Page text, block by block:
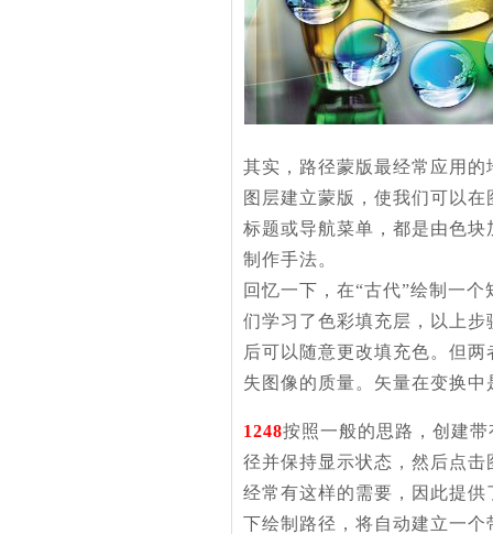
其实，路径蒙版最经常应用
图层建立蒙版，使我们可以
标题或导航菜单，都是由色
制作手法。
回忆一下，在“古代”绘制一
们学习了色彩填充层，以上
后可以随意更改填充色。但
失图像的质量。矢量在变换
1248按照一般的思路，创建
径并保持显示状态，然后点击
经常有这样的需要，因此提
下绘制路径，将自动建立一